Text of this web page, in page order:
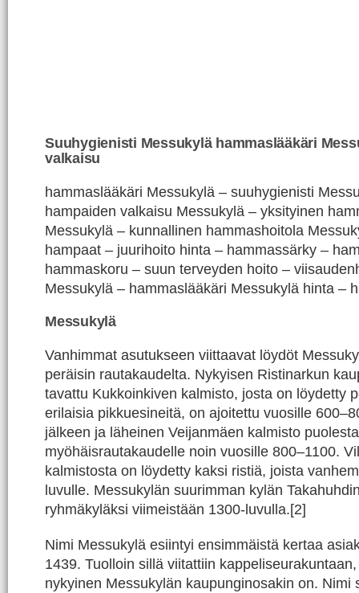
Suuhygienisti Messukylä hammaslääkäri
valkaisu
hammaslääkäri Messukylä – suuhygienisti
hampaiden valkaisu Messukylä – yksityinen
Messukylä – kunnallinen hammashoitola
hampaat – juurihoito hinta – hammassärky –
hammaskoru – suun terveyden hoito –
Messukylä – hammaslääkäri Messukylä hinta –
Messukylä
Vanhimmat asutukseen viittaavat löydöt
peräisin rautakaudelta. Nykyisen Ristinarkun
tavattu Kukkoinkiven kalmisto, josta on löydetty
erilaisia pikkuesineitä, on ajoitettu vuosille
jälkeen ja läheinen Veijanmäen kalmisto
myöhäisrautakaudelle noin vuosille 800–1100.
kalmistosta on löydetty kaksi ristiä, joista
luvulle. Messukylän suurimman kylän
ryhmäkyläksi viimeistään 1300-luvulla.[2]
Nimi Messukylä esiintyi ensimmäistä kertaa
1439. Tuolloin sillä viitattiin
nykyinen Messukylän kaupunginosakin on. Nimi